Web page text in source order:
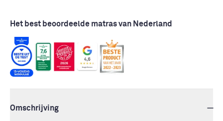
Het best beoordeelde matras van Nederland
Omschrijving